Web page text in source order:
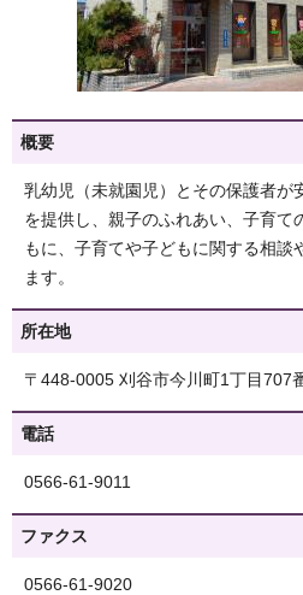
概要
乳幼児（未就園児）とその保護者が
を提供し、親子のふれあい、子育て
もに、子育てや子どもに関する相談
ます。
所在地
〒448-0005 刈谷市今川町1丁目707
電話
0566-61-9011
ファクス
0566-61-9020